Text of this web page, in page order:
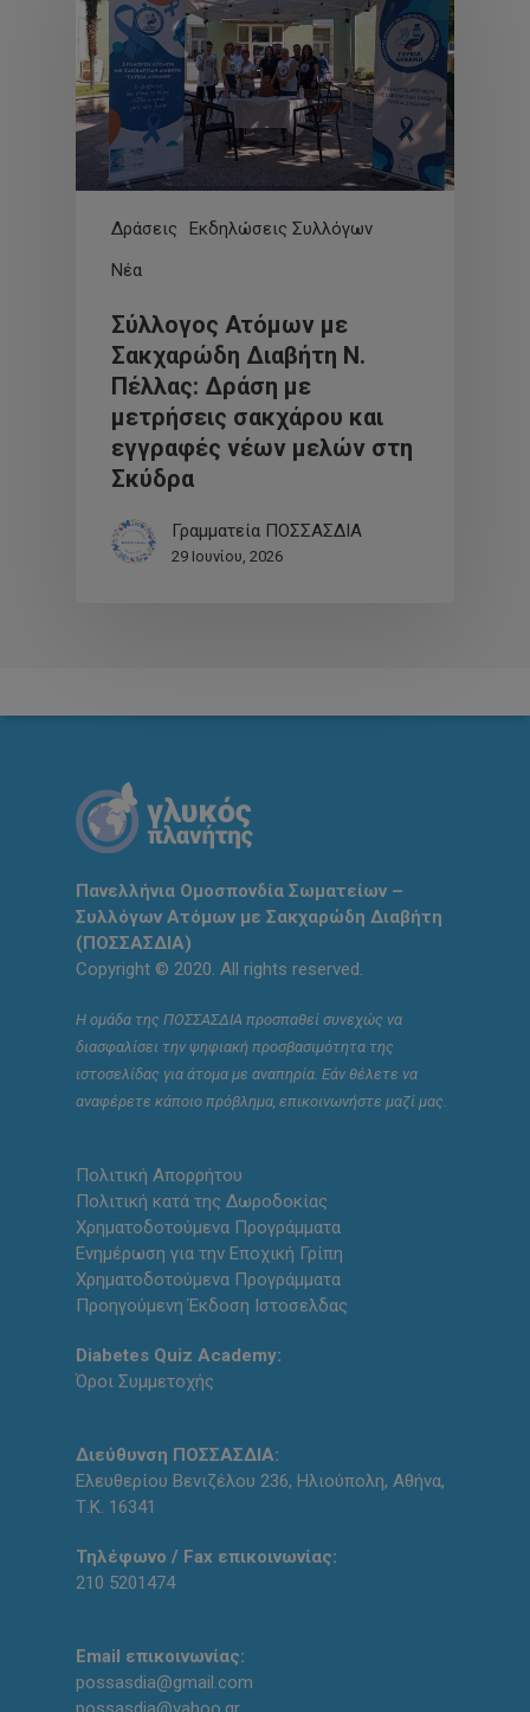
Δράσεις
Εκδηλώσεις Συλλόγων
Νέα
Σύλλογος Ατόμων με
Σακχαρώδη Διαβήτη Ν.
Πέλλας: Δράση με
μετρήσεις σακχάρου και
εγγραφές νέων μελών στη
Σκύδρα
Γραμματεία ΠΟΣΣΑΣΔΙΑ
29 Ιουνίου, 2026
Πανελλήνια Ομοσπονδία Σωματείων –
Συλλόγων Ατόμων με Σακχαρώδη Διαβήτη
(ΠΟΣΣΑΣΔΙΑ)
Copyright © 2020. All rights reserved.
Η ομάδα της ΠΟΣΣΑΣΔΙΑ προσπαθεί συνεχώς να
διασφαλίσει την ψηφιακή προσβασιμότητα της
ιστοσελίδας για άτομα με αναπηρία. Εάν θέλετε να
αναφέρετε κάποιο πρόβλημα, επικοινωνήστε μαζί μας.
Πολιτική Απορρήτου
Πολιτική κατά της Δωροδοκίας
Χρηματοδοτούμενα Προγράμματα
Ενημέρωση για την Εποχική Γρίπη
Χρηματοδοτούμενα Προγράμματα
Προηγούμενη Έκδοση Ιστοσελδας
Diabetes Quiz Academy:
Όροι Συμμετοχής
Διεύθυνση ΠΟΣΣΑΣΔΙΑ:
Ελευθερίου Βενιζέλου 236, Ηλιούπολη, Αθήνα,
Τ.Κ. 16341
Τηλέφωνο / Fax επικοινωνίας:
210 5201474
Email επικοινωνίας:
possasdia@gmail.com